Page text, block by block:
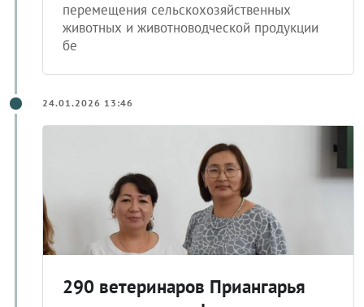
области. Его основная задача – не допустить
перемещения сельскохозяйственных
животных и животноводческой продукции
290 ветеринаров Приангарья